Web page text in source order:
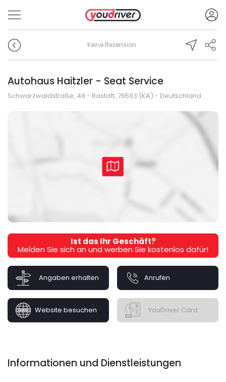
Keine Rezension
Autohaus Haitzler - Seat Service
Schwarzwaldstraße, 48 - Rastatt, 76593 (KA) - Deutschland
Ist das Ihr Geschäft?
Melden Sie sich an und werben Sie kostenlos dafür!
Angaben erhalten Anrufen
Website besuchen YouDriver Card
Informationen und Dienstleistungen